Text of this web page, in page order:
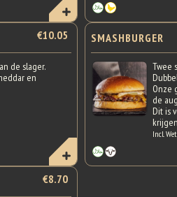
€10.05
de slager.
en
SMASHBURGER
Twee
Onze
de
Dit is
Incl.
€8.70